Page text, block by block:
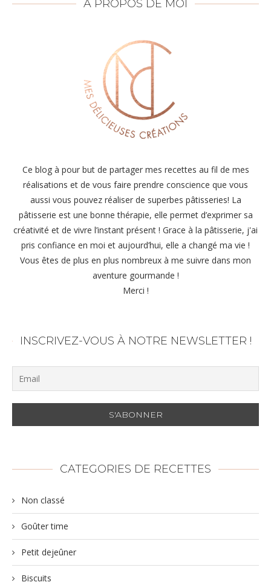
À PROPOS DE MOI
Ce blog à pour but de partager mes recettes au fil de mes
réalisations et de vous faire prendre conscience que vous
aussi vous pouvez réaliser de superbes pâtisseries! La
pâtisserie est une bonne thérapie, elle permet d’exprimer sa
créativité et de vivre l’instant présent ! Grace à la pâtisserie, j'ai
pris confiance en moi et aujourd’hui, elle a changé ma vie !
Vous êtes de plus en plus nombreux à me suivre dans mon
aventure gourmande !
Merci !
INSCRIVEZ-VOUS À NOTRE NEWSLETTER !
CATEGORIES DE RECETTES
Non classé
Goûter time
Petit dejeûner
Biscuits